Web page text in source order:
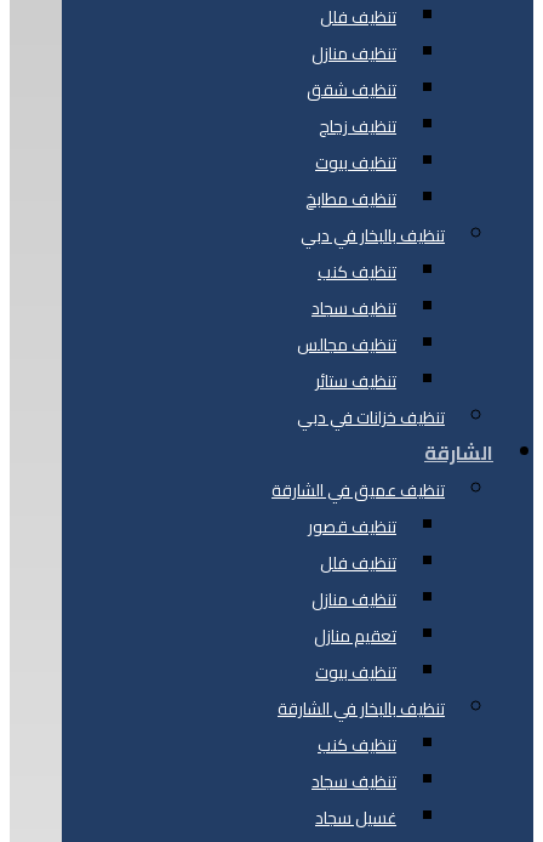
تنظيف فلل
تنظيف منازل
تنظيف شقق
تنظيف زجاج
تنظيف بيوت
تنظيف مطابخ
تنظيف بالبخار في دبي
تنظيف كنب
تنظيف سجاد
تنظيف مجالس
تنظيف ستائر
تنظيف خزانات في دبي
الشارقة
تنظيف عميق في الشارقة
تنظيف قصور
تنظيف فلل
تنظيف منازل
تعقيم منازل
تنظيف بيوت
تنظيف بالبخار في الشارقة
تنظيف كنب
تنظيف سجاد
غسيل سجاد